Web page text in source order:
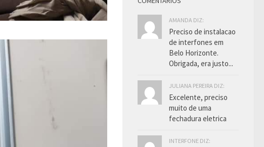
AMANDA DIZ:
Preciso de instalacao
de interfones em
Belo Horizonte.
Obrigada, era justo...
JULIANA PEREIRA DIZ:
Excelente, preciso
muito de uma
fechadura eletrica
INTERFONE DIZ: